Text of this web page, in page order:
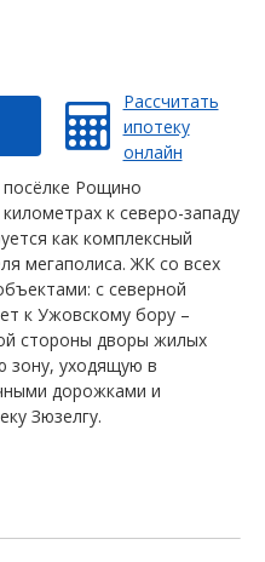
Рассчитать
ипотеку
онлайн
Рощино
к северо-западу
как комплексный
мегаполиса. ЖК со всех
с северной
к Ужовскому бору –
стороны дворы жилых
зону, уходящую в
дорожками и
Зюзелгу.